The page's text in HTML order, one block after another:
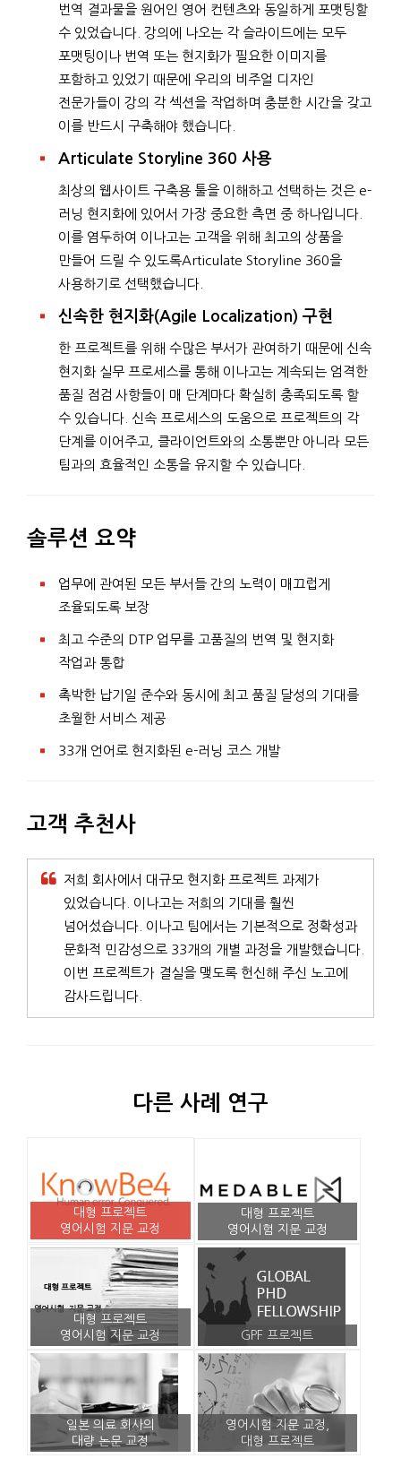
번역 결과물을 원어인 영어 컨텐츠와 동일하게 포맷팅할
수 있었습니다. 강의에 나오는 각 슬라이드에는 모두
포맷팅이나 번역 또는 현지화가 필요한 이미지를
포함하고 있었기 때문에 우리의 비주얼 디자인
전문가들이 강의 각 섹션을 작업하며 충분한 시간을 갖고
이를 반드시 구축해야 했습니다.
Articulate Storyline 360 사용
최상의 웹사이트 구축용 툴을 이해하고 선택하는 것은 e-
러닝 현지화에 있어서 가장 중요한 측면 중 하나입니다.
이를 염두하여 이나고는 고객을 위해 최고의 상품을
만들어 드릴 수 있도록Articulate Storyline 360을
사용하기로 선택했습니다.
신속한 현지화(Agile Localization) 구현
한 프로젝트를 위해 수많은 부서가 관여하기 때문에 신속
현지화 실무 프로세스를 통해 이나고는 계속되는 엄격한
품질 점검 사항들이 매 단계마다 확실히 충족되도록 할
수 있습니다. 신속 프로세스의 도움으로 프로젝트의 각
단계를 이어주고, 클라이언트와의 소통뿐만 아니라 모든
팀과의 효율적인 소통을 유지할 수 있습니다.
솔루션 요약
업무에 관여된 모든 부서들 간의 노력이 매끄럽게
조율되도록 보장
최고 수준의 DTP 업무를 고품질의 번역 및 현지화
작업과 통합
촉박한 납기일 준수와 동시에 최고 품질 달성의 기대를
초월한 서비스 제공
33개 언어로 현지화된 e-러닝 코스 개발
고객 추천사
저희 회사에서 대규모 현지화 프로젝트 과제가
있었습니다. 이나고는 저희의 기대를 훨씬
넘어섰습니다. 이나고 팀에서는 기본적으로 정확성과
문화적 민감성으로 33개의 개별 과정을 개발했습니다.
이번 프로젝트가 결실을 맺도록 헌신해 주신 노고에
감사드립니다.
다른 사례 연구
대형 프로젝트
영어시험 지문 교정
대형 프로젝트
영어시험 지문 교정
대형 프로젝트
영어시험 지문 교정
GPF 프로젝트
일본 의료 회사의
대량 논문 교정
영어시험 지문 교정,
대형 프로젝트